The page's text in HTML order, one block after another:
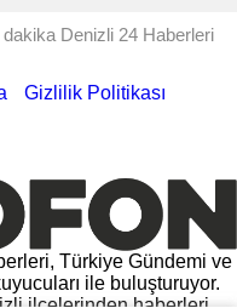
Denizli 24 Haberleri
Gizlilik Politikası
Türkiye Gündemi ve
ile buluşturuyor.